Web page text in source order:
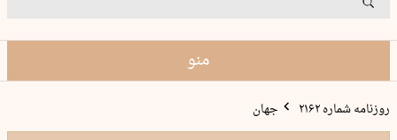
منو
روزنامه شماره ۲۱۶۲ جهان